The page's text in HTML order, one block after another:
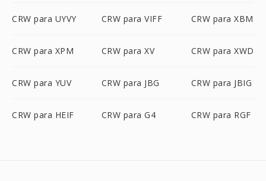
CRW para UYVY CRW para VIFF CRW para XBM
CRW para XPM CRW para XV CRW para XWD
CRW para YUV CRW para JBG CRW para JBIG
CRW para HEIF CRW para G4 CRW para RGF